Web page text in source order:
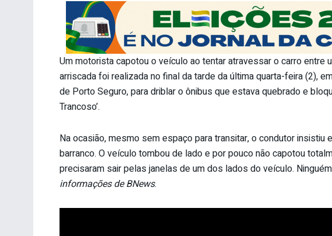
Um motorista capotou o veículo ao tentar atravessar o carro entre
arriscada foi realizada no final da tarde da última quarta-feira (2),
de Porto Seguro, para driblar o ônibus que estava quebrado e
Trancoso’.
Na ocasião, mesmo sem espaço para transitar, o condutor
barranco. O veículo tombou de lado e por pouco não capotou
precisaram sair pelas janelas de um dos lados do veículo.
informações de BNews.